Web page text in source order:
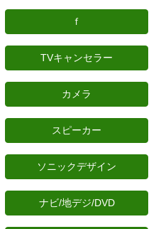
ｆ
TVキャンセラー
カメラ
スピーカー
ソニックデザイン
ナビ/地デジ/DVD